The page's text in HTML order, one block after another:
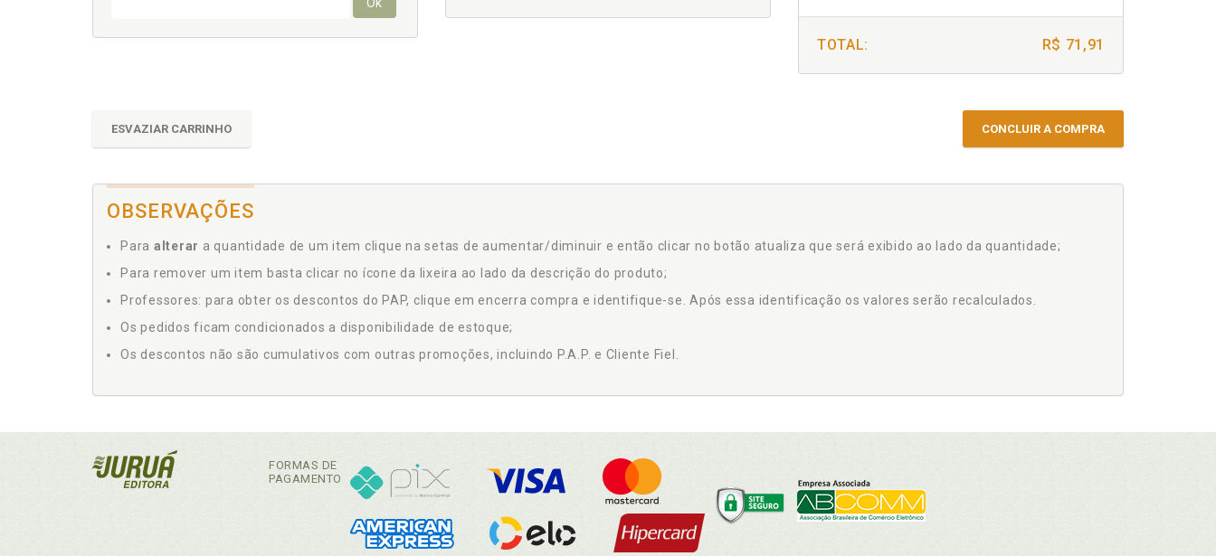
TOTAL: R$ 71,91
ESVAZIAR CARRINHO CONCLUIR A COMPRA
OBSERVAÇÕES
Para alterar a quantidade de um item clique na setas de aumentar/diminuir e então clicar no botão atualiza que será exibido ao lado da quantidade;
Para remover um item basta clicar no ícone da lixeira ao lado da descrição do produto;
Professores: para obter os descontos do PAP, clique em encerra compra e identifique-se. Após essa identificação os valores serão recalculados.
Os pedidos ficam condicionados a disponibilidade de estoque;
Os descontos não são cumulativos com outras promoções, incluindo P.A.P. e Cliente Fiel.
FORMAS DE
PAGAMENTO